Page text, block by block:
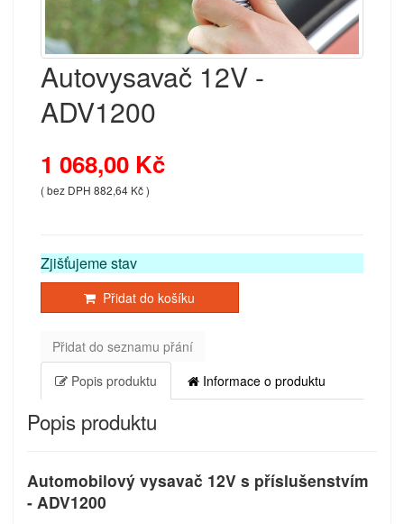
Autovysavač 12V -
ADV1200
1 068,00 Kč
( bez DPH 882,64 Kč )
Zjišťujeme stav
Přidat do košíku
Přidat do seznamu přání
Popis produktu
Informace o produktu
Popis produktu
Automobilový vysavač 12V s příslušenstvím
- ADV1200